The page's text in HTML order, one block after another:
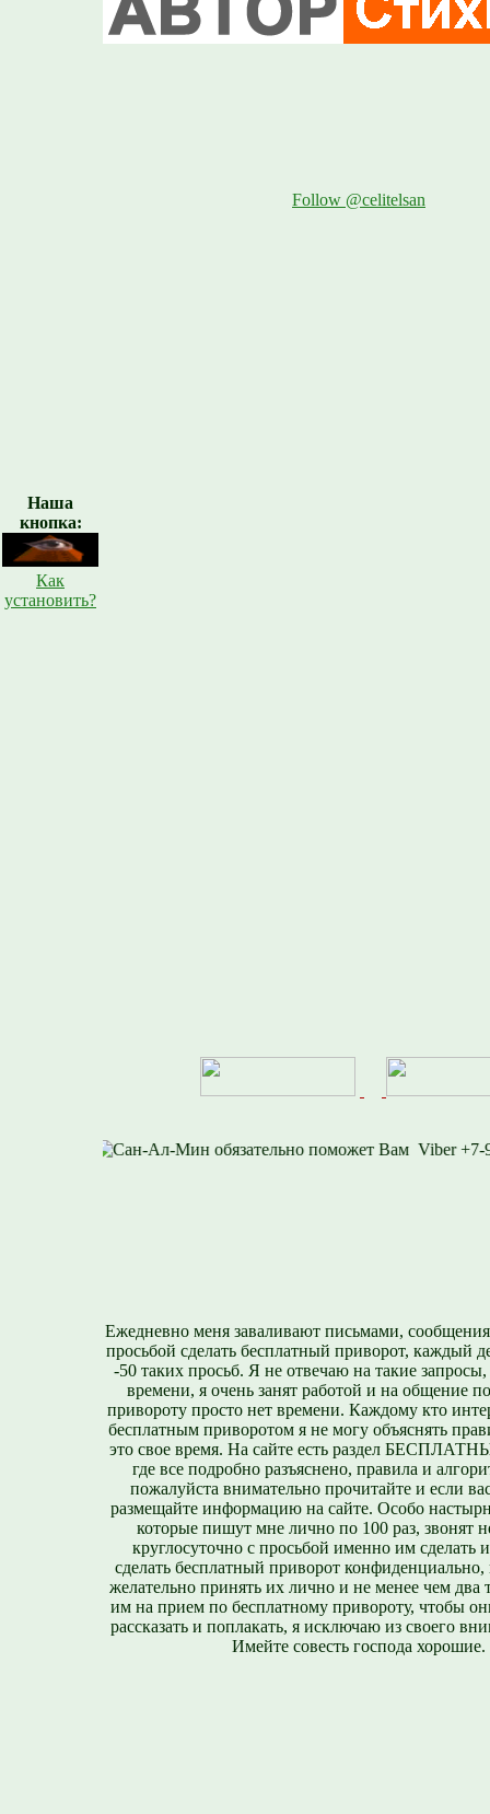
Наша
кнопка:
Как
установить?
Follow @celitelsan
8-812-716-1577
Ежедневно меня заваливают письмами,
просьбой сделать бесплатный приворот, каждый
-50 таких просьб. Я не отвечаю на такие
времени, я очень занят работой и на общение
привороту просто нет времени. Каждому кто
бесплатным приворотом я не могу объяснять
это свое время. На сайте есть раздел
где все подробно разъяснено, правила и
пожалуйста внимательно прочитайте и если
размещайте информацию на сайте. Особо
которые пишут мне лично по 100 раз, звонят
круглосуточно с просьбой именно им сделать
сделать бесплатный приворот конфиденциально,
желательно принять их лично и не менее чем два
им на прием по бесплатному привороту, чтобы
рассказать и поплакать, я исключаю из своего
Имейте совесть господа хорошие.